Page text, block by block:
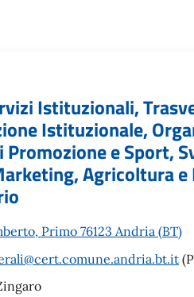
Istituzionali,
Istituzionale,
e Sport,
Agricoltura
Primo 76123 Andria (BT)